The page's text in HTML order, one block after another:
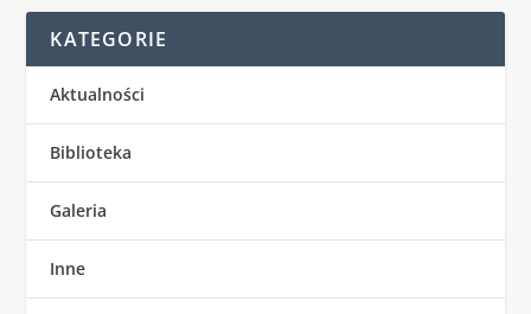
KATEGORIE
Aktualności
Biblioteka
Galeria
Inne